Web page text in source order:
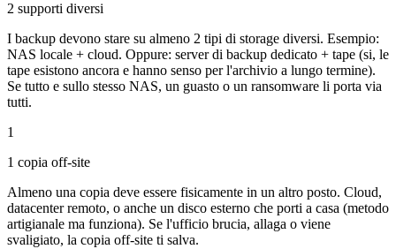
2 supporti diversi
I backup devono stare su almeno 2 tipi di storage diversi. Esempio:
NAS locale + cloud. Oppure: server di backup dedicato + tape (si, le
tape esistono ancora e hanno senso per l'archivio a lungo termine).
Se tutto e sullo stesso NAS, un guasto o un ransomware li porta via
tutti.
1
1 copia off-site
Almeno una copia deve essere fisicamente in un altro posto. Cloud,
datacenter remoto, o anche un disco esterno che porti a casa (metodo
artigianale ma funziona). Se l'ufficio brucia, allaga o viene
svaligiato, la copia off-site ti salva.